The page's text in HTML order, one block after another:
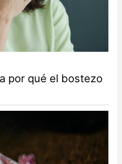
por qué el bostezo